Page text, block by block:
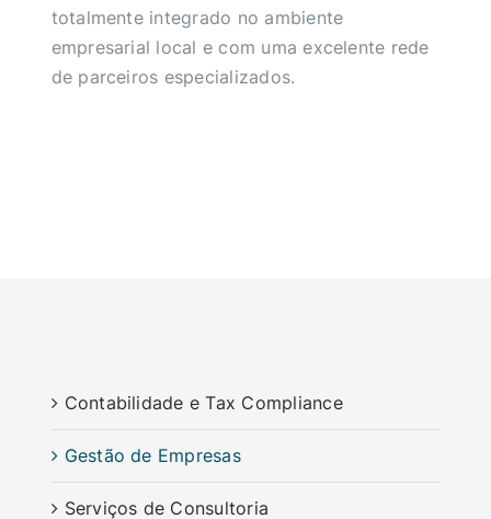
totalmente integrado no ambiente
empresarial local e com uma excelente rede
de parceiros especializados.
Contabilidade e Tax Compliance
Gestão de Empresas
Serviços de Consultoria